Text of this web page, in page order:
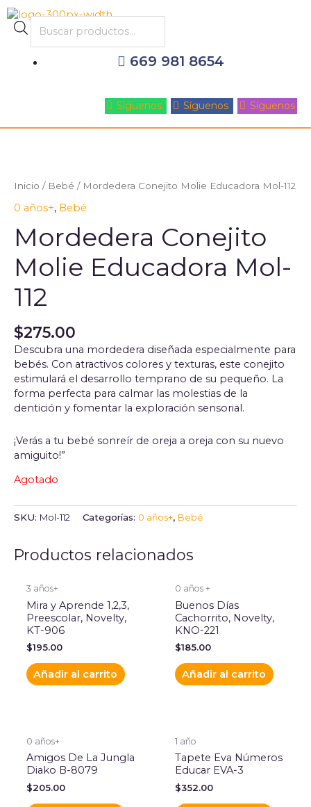
al
contenido
Products
search
669 981 8654
Síguenos Síguenos Síguenos
Inicio / Bebé / Mordedera Conejito Molie Educadora Mol-112
0 años+, Bebé
Mordedera Conejito
Molie Educadora Mol-
112
$275.00
Descubra una mordedera diseñada especialmente para
bebés. Con atractivos colores y texturas, este conejito
estimulará el desarrollo temprano de su pequeño. La
forma perfecta para calmar las molestias de la
dentición y fomentar la exploración sensorial.
¡Verás a tu bebé sonreír de oreja a oreja con su nuevo
amiguito!”
Agotado
SKU: Mol-112 Categorías: 0 años+, Bebé
Productos relacionados
3 años+
Mira y Aprende 1,2,3,
Preescolar, Novelty,
KT-906
$195.00
Añadir al carrito
0 años +
Buenos Días
Cachorrito, Novelty,
KNO-221
$185.00
Añadir al carrito
0 años+
Amigos De La Jungla
Diako B-8079
$205.00
1 año
Tapete Eva Números
Educar EVA-3
$352.00